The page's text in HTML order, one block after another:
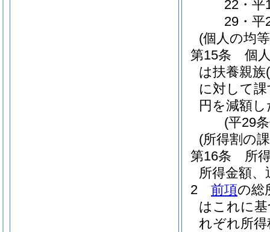
22・平
29・平
(個人の均
第15条
個
は扶養親族
に対して
円を減額
(平29
(所得割の
第16条
所
所得金額
2
前項の総
はこれに
れぞれ所得